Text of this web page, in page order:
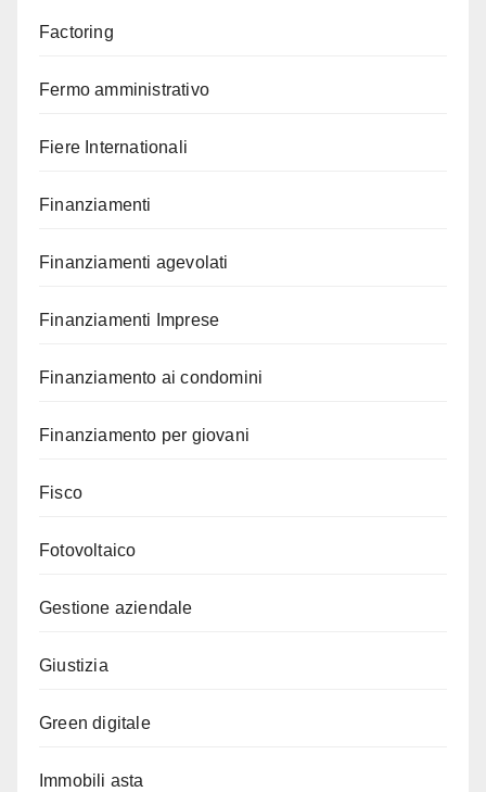
Factoring
Fermo amministrativo
Fiere Internationali
Finanziamenti
Finanziamenti agevolati
Finanziamenti Imprese
Finanziamento ai condomini
Finanziamento per giovani
Fisco
Fotovoltaico
Gestione aziendale
Giustizia
Green digitale
Immobili asta